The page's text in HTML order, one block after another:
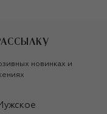
новинках и